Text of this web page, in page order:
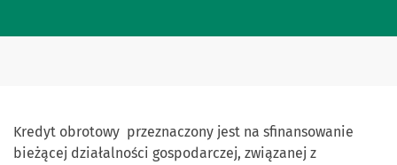
Kredyt obrotowy przeznaczony jest na sfinansowanie
bieżącej działalności gospodarczej, związanej z